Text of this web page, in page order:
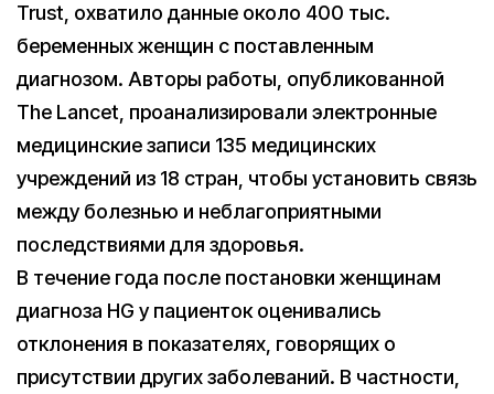
Trust, охватило данные около 400 тыс.
беременных женщин с поставленным
диагнозом. Авторы работы, опубликованной
The Lancet, проанализировали электронные
медицинские записи 135 медицинских
учреждений из 18 стран, чтобы установить связь
между болезнью и неблагоприятными
последствиями для здоровья.
В течение года после постановки женщинам
диагноза HG у пациенток оценивались
отклонения в показателях, говорящих о
присутствии других заболеваний. В частности,